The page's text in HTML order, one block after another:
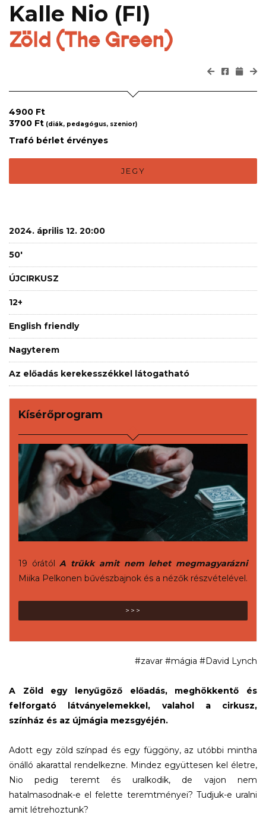
Kalle Nio (FI)
Zöld (The Green)
4900 Ft
3700 Ft (diák, pedagógus, szenior)
Trafó bérlet érvényes
JEGY
2024. április 12. 20:00
50'
ÚJCIRKUSZ
12+
English friendly
Nagyterem
Az előadás kerekesszékkel látogatható
Kísérőprogram
19 órátólA trükk amit nem lehet megmagyarázni
Miika Pelkonen bűvészbajnok és a nézők részvételével.
>>>
#zavar #mágia #David Lynch
A Zöld egy lenyűgöző előadás, meghökkentő és
felforgató látványelemekkel, valahol a cirkusz,
színház és az újmágia mezsgyéjén.
Adott egy zöld színpad és egy függöny, az utóbbi mintha
önálló akarattal rendelkezne. Mindez együttesen kel életre,
Nio pedig teremt és uralkodik, de vajon nem
hatalmasodnak-e el felette teremtményei? Tudjuk-e uralni
amit létrehoztunk?